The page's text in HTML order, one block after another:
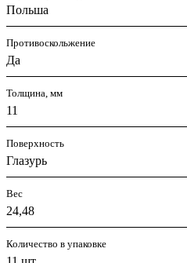
Польша
Противоскольжение
Да
Толщина, мм
11
Поверхность
Глазурь
Вес
24,48
Количество в упаковке